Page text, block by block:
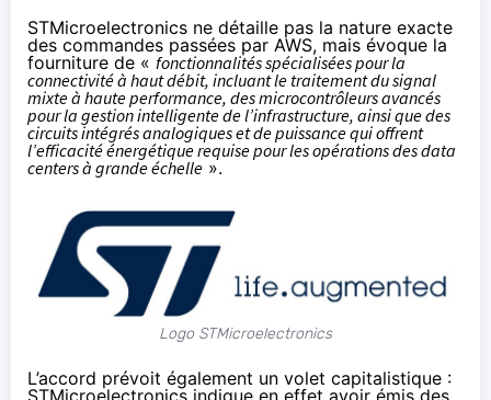
STMicroelectronics ne détaille pas la nature exacte
des commandes passées par AWS, mais évoque la
fourniture de « fonctionnalités spécialisées pour la
connectivité à haut débit, incluant le traitement du signal
mixte à haute performance, des microcontrôleurs avancés
pour la gestion intelligente de l’infrastructure, ainsi que des
circuits intégrés analogiques et de puissance qui offrent
l’efficacité énergétique requise pour les opérations des data
centers à grande échelle ».
Logo STMicroelectronics
L’accord prévoit également un volet capitalistique :
STMicroelectronics indique en effet avoir émis des